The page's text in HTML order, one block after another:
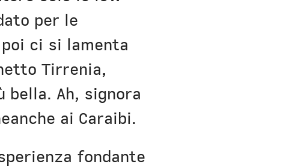
per le
ci si lamenta
Tirrenia,
bella. Ah, signora
ai Caraibi.
fondante